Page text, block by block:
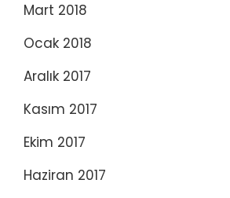
Mart 2018
Ocak 2018
Aralık 2017
Kasım 2017
Ekim 2017
Haziran 2017